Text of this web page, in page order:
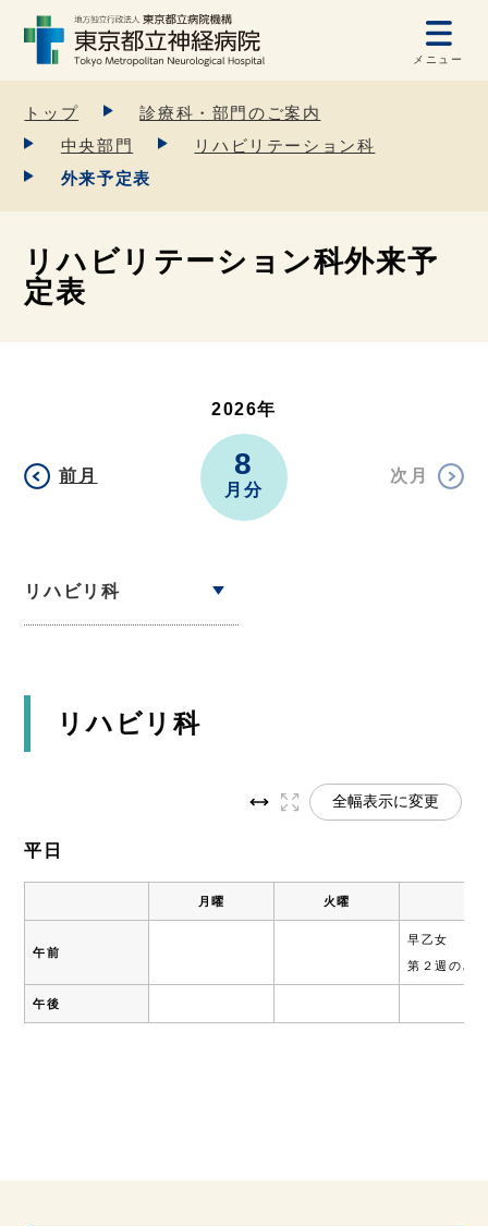
メニュー
トップ
診療科・部門のご案内
中央部門
リハビリテーション科
外来予定表
リハビリテーション科外来予
定表
2026年
8
月分
前月 次月
リハビリ科
リハビリ科
全幅表示に変更
平日
月曜 火曜
午前
早乙女
第２週のみ
午後